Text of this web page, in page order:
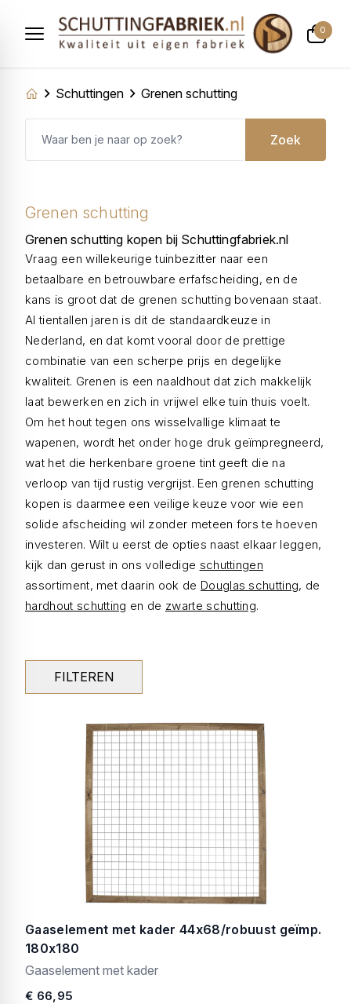
0
Schuttingen Grenen schutting
Zoek
Grenen schutting
Grenen schutting kopen bij Schuttingfabriek.nl
Vraag een willekeurige tuinbezitter naar een
betaalbare en betrouwbare erfafscheiding, en de
kans is groot dat de grenen schutting bovenaan staat.
Al tientallen jaren is dit de standaardkeuze in
Nederland, en dat komt vooral door de prettige
combinatie van een scherpe prijs en degelijke
kwaliteit. Grenen is een naaldhout dat zich makkelijk
laat bewerken en zich in vrijwel elke tuin thuis voelt.
Om het hout tegen ons wisselvallige klimaat te
wapenen, wordt het onder hoge druk geïmpregneerd,
wat het die herkenbare groene tint geeft die na
verloop van tijd rustig vergrijst. Een grenen schutting
kopen is daarmee een veilige keuze voor wie een
solide afscheiding wil zonder meteen fors te hoeven
investeren. Wilt u eerst de opties naast elkaar leggen,
kijk dan gerust in ons volledige schuttingen
assortiment, met daarin ook de Douglas schutting, de
hardhout schutting en de zwarte schutting.
FILTEREN
Gaaselement met kader 44x68/robuust geïmp.
180x180
Gaaselement met kader
€ 66,95